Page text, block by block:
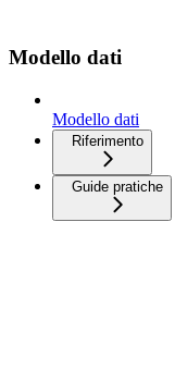
Modello dati
Modello dati
Riferimento
Guide pratiche